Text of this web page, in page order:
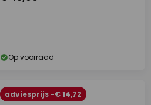
Op voorraad
adviesprijs -€ 14,72